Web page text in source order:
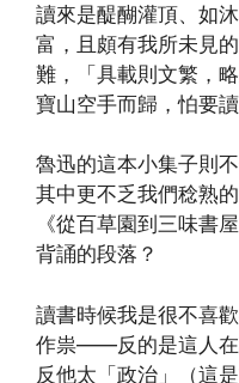
讀來是醍醐灌頂、如
富，且頗有我所未見
難，「具載則文繁，
寶山空手而歸，怕要
魯迅的這本小集子則
其中更不乏我們稔熟
《從百草園到三味
背誦的段落？
讀書時候我是很不喜
作祟——反的是這人在
反他太「政治」（這